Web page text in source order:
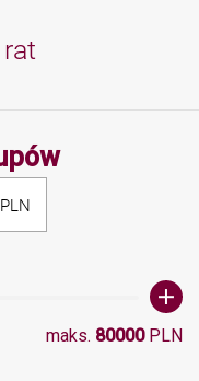
Minimalna
PLN
maks. 80000PLN